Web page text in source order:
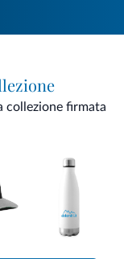
collezione firmata